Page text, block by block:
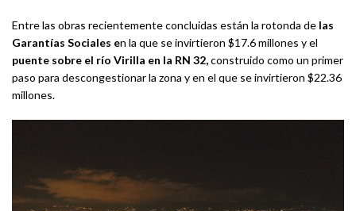
Entre las obras recientemente concluidas están la rotonda de las
Garantías Sociales en la que se invirtieron $17.6 millones y el
puente sobre el río Virilla en la RN 32,construido como un primer
paso para descongestionar la zona y en el que se invirtieron $22.36
millones.